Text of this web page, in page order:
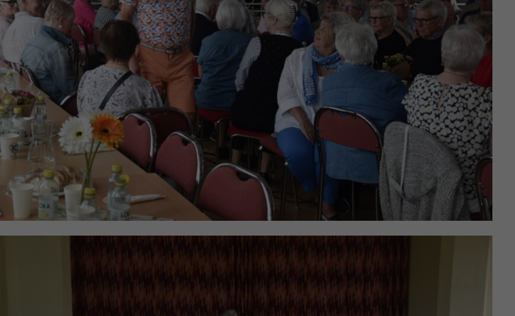
hur
hemsidan
används.
Upplevelse
För att vår
hemsida ska
prestera så
bra som
möjligt under
ditt besök.
Om du nekar
de här
kakorna
kommer viss
funktionalitet